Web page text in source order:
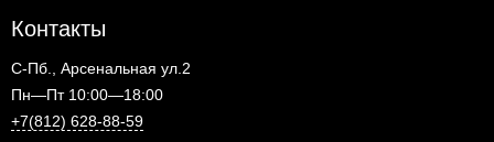
Контакты
С-Пб., Арсенальная ул.2
Пн—Пт 10:00—18:00
+7(812) 628-88-59